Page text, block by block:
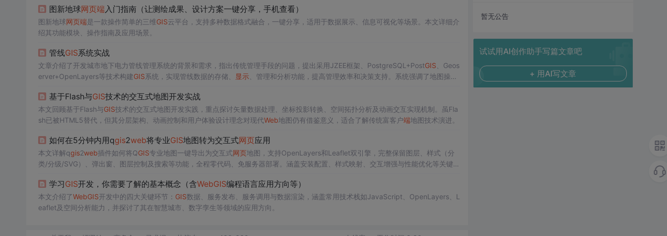
图新地球网页端入门指南（让测绘成果、设计方案一键分享，手机查看）
图新地球网页端是一款操作简单的三维GIS云平台，支持多种数据格式融合，一键分享，适用于数据展示、信息可视化等场景。本文详细介
绍其功能模块、操作指南及应用场景。
管线GIS系统实战
文章介绍了开发城市地下电力管线管理系统的背景和需求，指出传统管理手段的问题，提出采用JZEE框架、PostgreSQL+PostGIS 、Geos
erver+OpenLayers等技术构建GIS系统，实现管线数据的存储、 显示、管理和分析功能，提高管理效率和决策支持。系统强调了地图操
基于Flash与GIS技术的交互式地图开发实战
本文回顾基于Flash与GIS技术的交互式地图开发实践，重点探讨矢量数据处理、坐标投影转换、空间拓扑分析及动画交互实现机制。虽Fla
sh已被HTML5替代，但其分层架构、动画控制和用户体验设计理念对现代Web地图仍有借鉴意义，适合了解传统富客户端地图技术演进。
如何在5分钟内用qgis2web将专业GIS地图转为交互式网页应用
本文详解qgis2web插件如何将QGIS专业地图一键导出为交互式网页地图，支持OpenLayers和Leaflet双引擎，完整保留图层、样式（分
类/分级/SVG）、弹出窗、图层控制及搜索等功能，全程零代码、免服务器部署。涵盖安装配置、样式映射、交互增强与性能优化等关键技
学习GIS开发，你需要了解的基本概念（含WebGIS编程语言应用方向等）
本文介绍了WebGIS开发中的四大关键环节： GIS数据、服务发布、服务调用与数据渲染，涵盖常用技术栈如JavaScript、OpenLayers、L
eaflet及空间分析能力，并探讨了其在智慧城市、数字孪生等领域的应用方向。
暂无公告
试试用AI创作助手写篇文章吧
+ 用AI写文章